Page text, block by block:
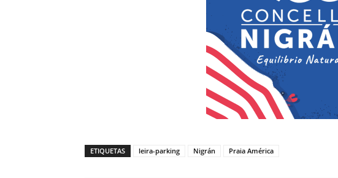
ETIQUETAS leira-parking Nigrán Praia América